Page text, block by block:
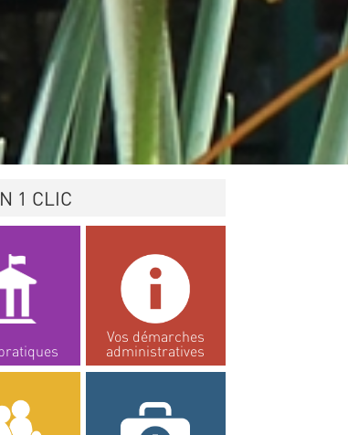
1 CLIC
Vos démarches
administratives